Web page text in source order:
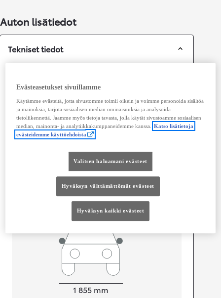
Auton lisätiedot
Tekniset tiedot
Ovet
4
Istuimet
Tavaratilan tilavuus
501 L
4 600mm
Leveys
1 855 mm
Evästeasetukset sivuillamme
Käytämme evästeitä, jotta sivustomme toimii oikein ja voimme personoida sisältöä
ja mainoksia, tarjota sosiaalisen median ominaisuuksia ja analysoida
tietoliikennettä. Jaamme myös tietoja tavasta, jolla käytät sivustoamme sosiaalisen
median, mainonta- ja analytiikkakumppaneidemme kanssa. Katso lisätietoja
evästeidemme käyttöehdoista
Valitsen haluamani evästeet
Hyväksyn välttämättömät evästeet
Hyväksyn kaikki evästeet